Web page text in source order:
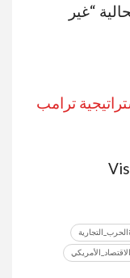
“غير
ترامب
الاقتصاد_الأمريكي